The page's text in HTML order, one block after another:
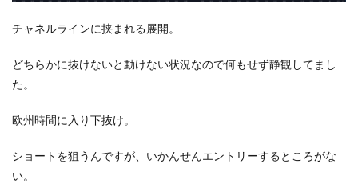
チャネルラインに挟まれる展開。
どちらかに抜けないと動けない状況なので何もせず静観してまし
た。
欧州時間に入り下抜け。
ショートを狙うんですが、いかんせんエントリーするところがな
い。